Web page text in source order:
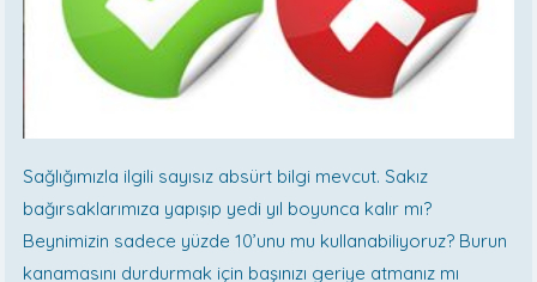
Sağlığımızla ilgili sayısız absürt bilgi mevcut. Sakız
bağırsaklarımıza yapışıp yedi yıl boyunca kalır mı?
Beynimizin sadece yüzde 10’unu mu kullanabiliyoruz? Burun
kanamasını durdurmak için başınızı geriye atmanız mı